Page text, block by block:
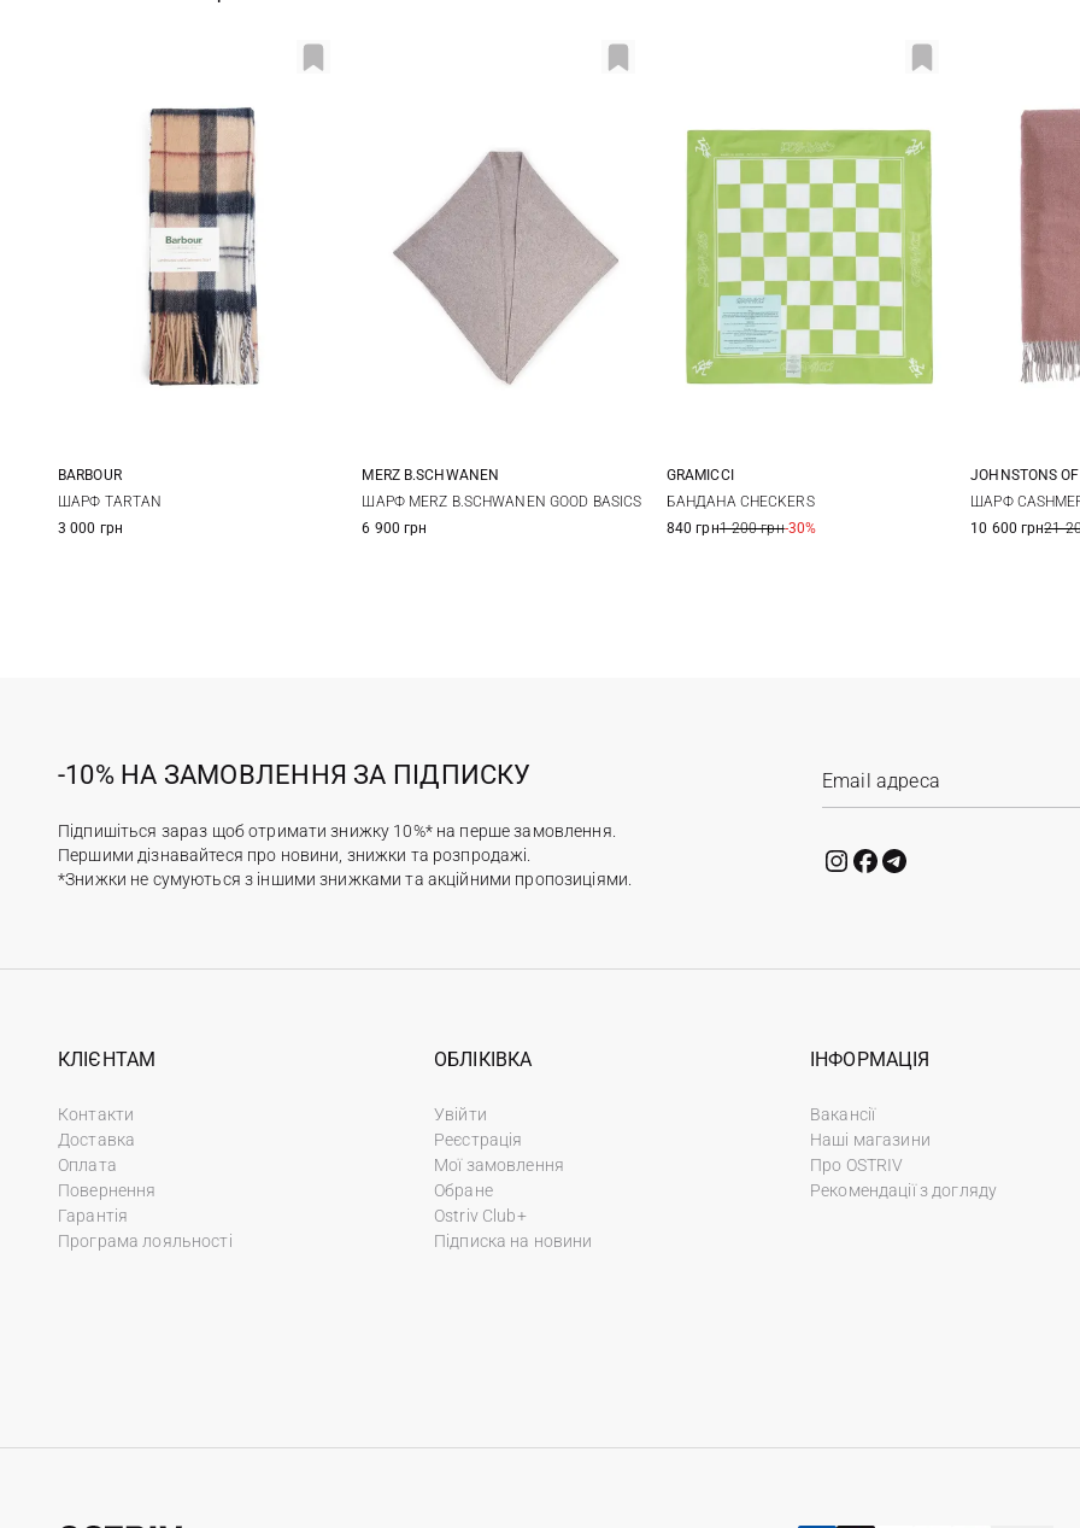
BARBOUR
ШАРФ TARTAN
3 000 грн
One size
MERZ B.SCHWANEN
ШАРФ MERZ B.SCHWANEN GOOD BASICS
6 900 грн
One size
GRAMICCI
БАНДАНА CHECKERS
840 грн1 200 грн-30%
190X70СМ
JOHNSTONS OF
ШАРФ
10 600 грн21
-10% НА ЗАМОВЛЕННЯ ЗА ПІДПИСКУ
Підпишіться зараз щоб отримати знижку 10%* на перше замовлення.
Першими дізнавайтеся про новини, знижки та розпродажі.
*Знижки не сумуються з іншими знижками та акційними пропозиціями.
КЛІЄНТАМ
Контакти
Доставка
Оплата
Повернення
Гарантія
Програма лояльності
ОБЛІКІВКА
Увійти
Реєстрація
Мої замовлення
Обране
Ostriv Club+
Підписка на новини
ІНФОРМАЦІЯ
Вакансії
Наші магазини
Про OSTRIV
Рекомендації з догляду